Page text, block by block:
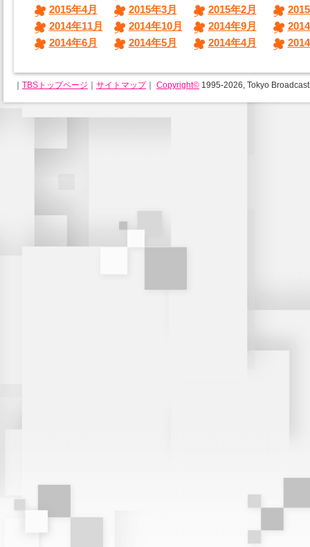
2015年4月
2015年3月 2015年2月
2014年11月
2014年10月 2014年9月
2014年6月
2014年5月 2014年4月
｜ TBSトップページ ｜ サイトマップ｜ Copyright© 1995-2026, Tokyo